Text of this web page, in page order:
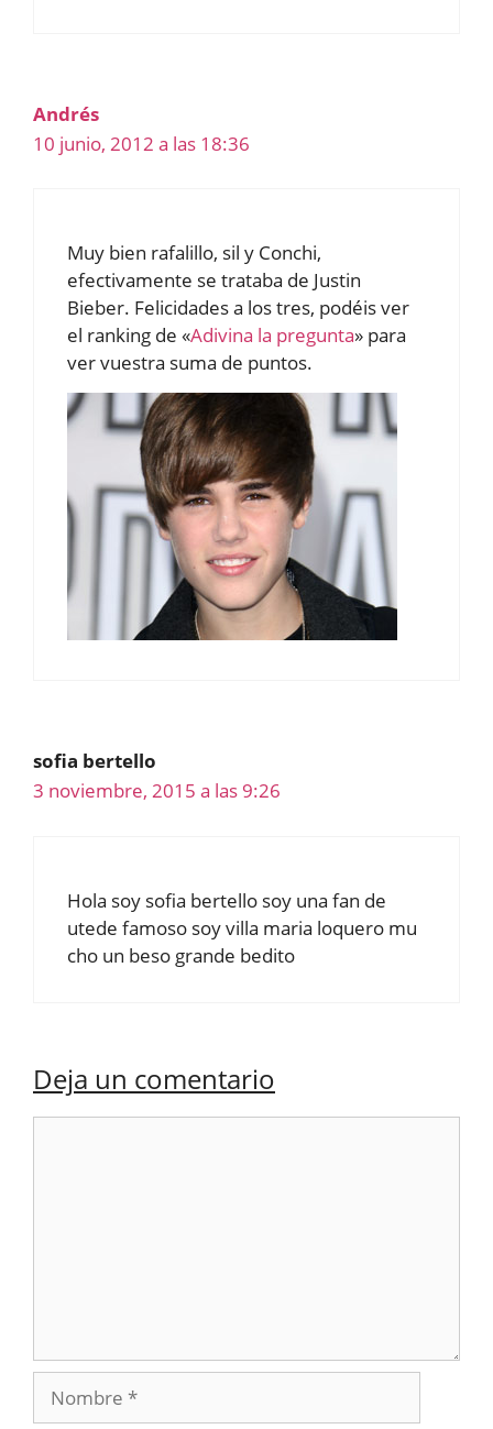
Andrés
10 junio, 2012 a las 18:36
Muy bien rafalillo, sil y Conchi,
efectivamente se trataba de Justin
Bieber. Felicidades a los tres, podéis ver
el ranking de «Adivina la pregunta» para
ver vuestra suma de puntos.
sofia bertello
3 noviembre, 2015 a las 9:26
Hola soy sofia bertello soy una fan de
utede famoso soy villa maria loquero mu
cho un beso grande bedito
Deja un comentario
Nombre